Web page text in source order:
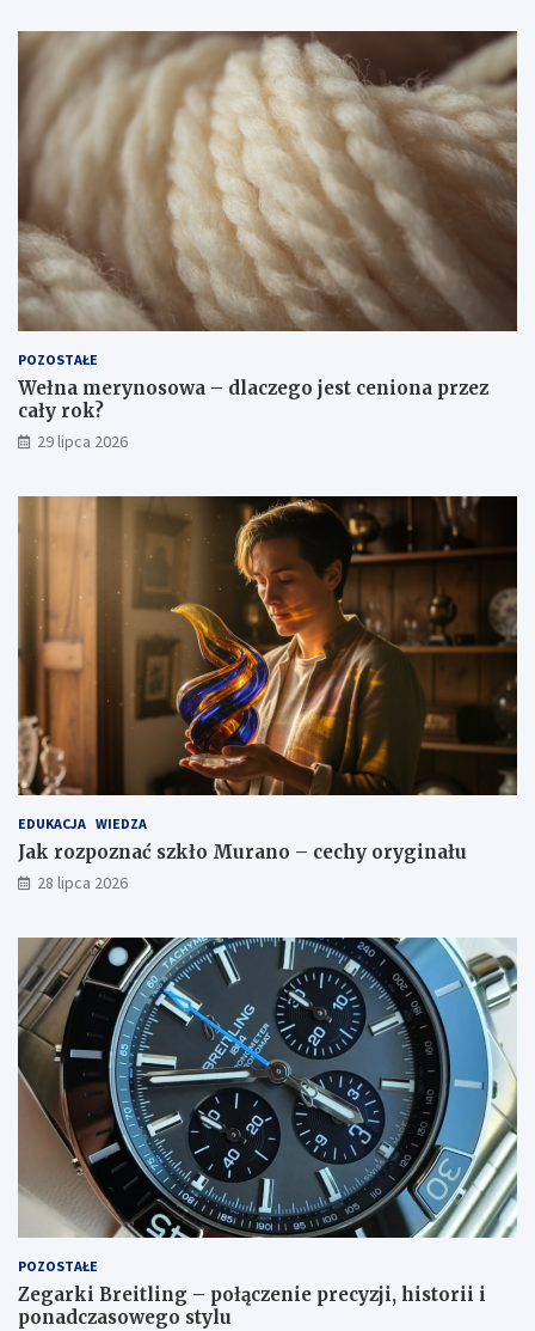
POZOSTAŁE
Wełna merynosowa – dlaczego jest ceniona przez
cały rok?
29 lipca 2026
EDUKACJA WIEDZA
Jak rozpoznać szkło Murano – cechy oryginału
28 lipca 2026
POZOSTAŁE
Zegarki Breitling – połączenie precyzji, historii i
ponadczasowego stylu